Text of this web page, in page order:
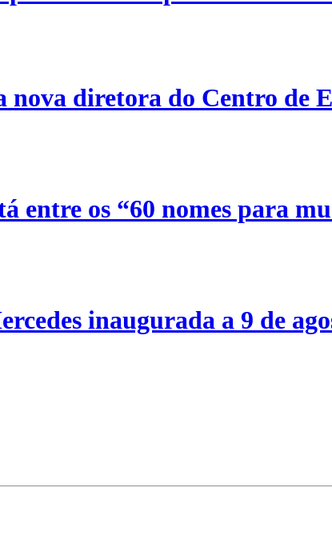
diretora do Centro de
entre os “60 nomes para
inaugurada a 9 de